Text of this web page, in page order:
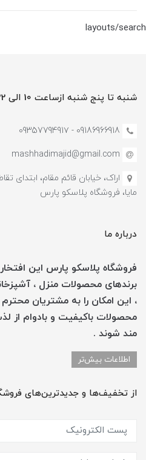
layouts/search
شنبه تا پنج شنبه ازساعت 10 الی 22 پاسخگوی شما هستیم
09186966918 - 0935779491۷
mashhadimajid@gmail.com
اراک، خیابان قائم مقام، ابتدای
مایا، فروشگاه پلاسکو پارس
درباره ما
فروشگاه پلاسکو پارس این
برندهای محصولات منزل ،
، این امکان را به مشتریان
محصولات باکیفیت و بادوام از
مند شوند .
اطلاعات بیش‌تر
از تخفیف‌ها و جدیدترین‌های